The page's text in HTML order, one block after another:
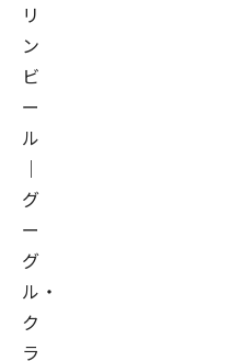
リ
ン
ビ
ー
ル
｜
グ
ー
グ
ル・
ク
ラ